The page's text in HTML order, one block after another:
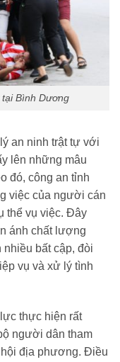
Bình Dương
an ninh trật tự với
lên những mâu
đó, công an tỉnh
việc của người cán
thể vụ việc. Đây
ánh chất lượng
bất cập, đòi
vụ và xử lý tình
thực hiện rất
người dân tham
hội địa phương. Điều